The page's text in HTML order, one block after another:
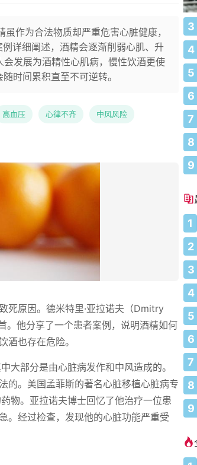
作为合法物质却严重危害心脏健康，
详细阐述，酒精会逐渐削弱心肌、升
发展为酒精性心肌病，慢性饮酒更使
时间累积直至不可逆转。
高血压 心律不齐 中风风险
死原因。德米特里·亚拉诺夫（Dmitry
。他分享了一个患者案例，说明酒精如何
酒也存在危险。
大部分是由心脏病发作和中风造成的。
的。美国孟菲斯的著名心脏移植心脏病专
物。亚拉诺夫博士回忆了他治疗一位患
。经过检查，发现他的心脏功能严重受
3
4
5
6
7
8
9
1
2
3
4
5
6
7
8
9